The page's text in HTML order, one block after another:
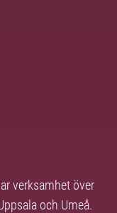
verksamhet över
och Umeå.